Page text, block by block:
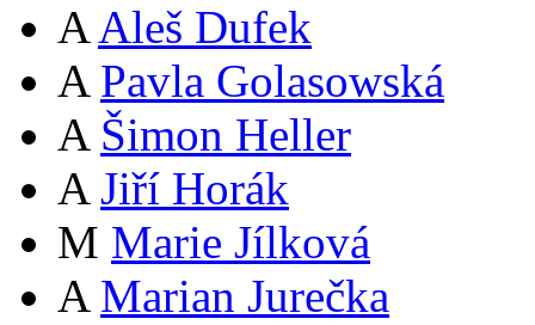
A Aleš Dufek
A Pavla Golasowská
A Šimon Heller
A Jiří Horák
M Marie Jílková
A Marian Jurečka